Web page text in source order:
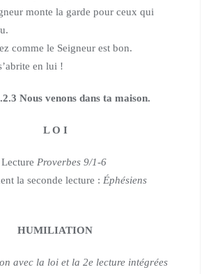
monte la garde pour ceux qui
comme le Seigneur est bon.
en lui !
Nous venons dans ta maison.
L O I
Proverbes 9/1-6
la seconde lecture : Éphésiens
HUMILIATION
avec la loi et la 2e lecture intégrées